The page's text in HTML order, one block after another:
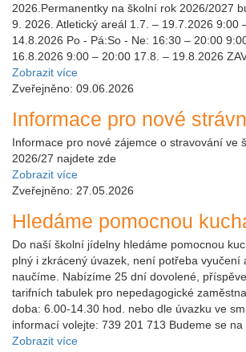
2026.Permanentky na školní rok 2026/2027
9. 2026. Atletický areál 1.7. – 19.7.2026 9:00
14.8.2026 Po - Pá:So - Ne: 16:30 – 20:00
16.8.2026 9:00 – 20:00 17.8. – 19.8.2026
Zobrazit více
Zveřejněno: 09.06.2026
Informace pro nové
Informace pro nové zájemce o stravování ve
2026/27 najdete zde
Zobrazit více
Zveřejněno: 27.05.2026
Hledáme pomocnou
Do naší školní jídelny hledáme pomocnou
plný i zkrácený úvazek, není potřeba vyučení
naučíme. Nabízíme 25 dní dovolené,
tarifních tabulek pro nepedagogické
doba: 6.00-14.30 hod. nebo dle úvazku ve
informací volejte: 739 201 713 Budeme se na
Zobrazit více